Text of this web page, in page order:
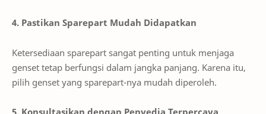
4. Pastikan Sparepart Mudah Didapatkan
Ketersediaan sparepart sangat penting untuk menjaga
genset tetap berfungsi dalam jangka panjang. Karena itu,
pilih genset yang sparepart-nya mudah diperoleh.
5. Konsultasikan dengan Penyedia Terpercaya